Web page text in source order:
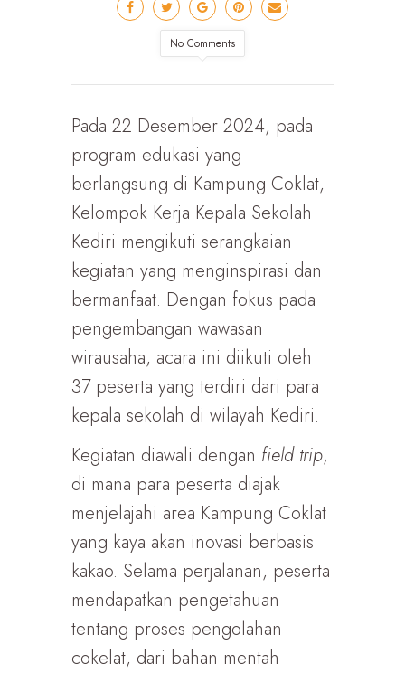
No Comments
Pada 22 Desember 2024, pada
program edukasi yang
berlangsung di Kampung Coklat,
Kelompok Kerja Kepala Sekolah
Kediri mengikuti serangkaian
kegiatan yang menginspirasi dan
bermanfaat. Dengan fokus pada
pengembangan wawasan
wirausaha, acara ini diikuti oleh
37 peserta yang terdiri dari para
kepala sekolah di wilayah Kediri.
Kegiatan diawali dengan field trip,
di mana para peserta diajak
menjelajahi area Kampung Coklat
yang kaya akan inovasi berbasis
kakao. Selama perjalanan, peserta
mendapatkan pengetahuan
tentang proses pengolahan
cokelat, dari bahan mentah